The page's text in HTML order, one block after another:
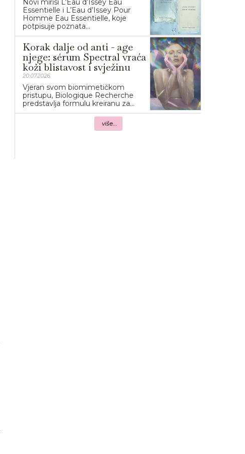
Novi mirisi L’Eau d’Issey Eau
Essentielle i L’Eau d’Issey Pour
Homme Eau Essentielle, koje
potpisuje poznata...
Korak dalje od anti - age
njege: sérum Spectral vraća
koži blistavost i svježinu
20.07.2026.
Vjeran svom biomimetičkom
pristupu, Biologique Recherche
predstavlja formulu kreiranu za...
više...